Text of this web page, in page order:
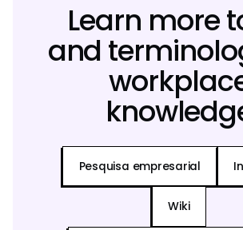
Learn more
and
Pesquisa empresarial
Wiki